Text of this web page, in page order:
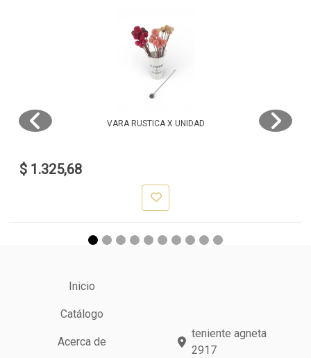
VARA RUSTICA X UNIDAD
$ 1.325,68
Inicio
Catálogo
Acerca de
teniente agneta
2917